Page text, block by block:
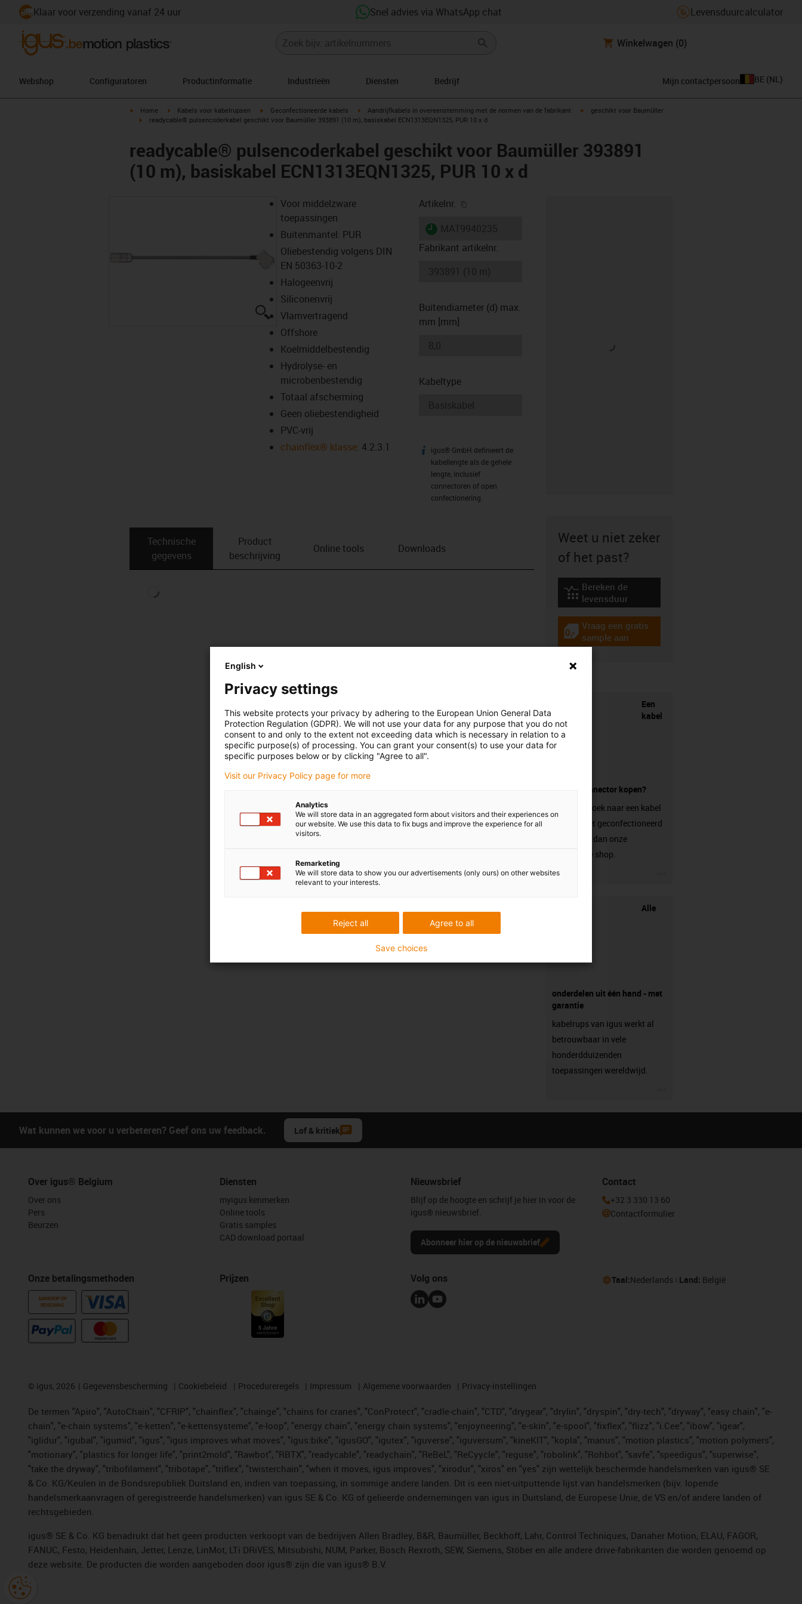
Klaar voor verzending vanaf 24 uur Snel advies via WhatsApp chat Levensduurcalculator
Winkelwagen (0)
Webshop Configuratoren Productinformatie Industrieën Diensten Bedrijf Mijn contactpersoon BE (NL )
igus-icon-arrow-right
Home igus-icon-arrow-right
Kabels voor kabelrupsen igus-icon-arrow-right
Geconfectioneerde kabels igus-icon-arrow-right
Aandrijfkabels in overeenstemming met de normen van de fabrikant igus-icon-arrow-right
geschikt voor Baumüller
igus-icon-arrow-right
readycable® pulsencoderkabel geschikt voor Baumüller 393891 (10 m), basiskabel ECN1313EQN1325, PUR 10 x d
readycable® pulsencoderkabel geschikt voor Baumüller 393891
(10 m), basiskabel ECN1313EQN1325, PUR 10 x d
igus-icon-lupe
Voor middelzware
toepassingen
Buitenmantel: PUR
Oliebestendig volgens DIN
EN 50363-10-2
Halogeenvrij
Siliconenvrij
Vlamvertragend
Offshore
Koelmiddelbestendig
Hydrolyse- en
microbenbestendig
Totaal afscherming
Geen oliebestendigheid
PVC-vrij
chainflex® klasse: 4.2.3.1
Artikelnr.
igus-icon-lieferzeit
Fabrikant artikelnr.
Buitendiameter (d) max.
mm [mm]
Kabeltype
igus-icon-info
igus® GmbH definieert de
kabellengte als de gehele
lengte, inclusief
connectoren of open
confectionering.
Technische
gegevens
Product
beschrijving
Online tools Downloads
Weet u niet zeker
of het past?
igus-icon-lebensdauerrechner
Bereken de
levensduur
igus-icon-gratismuster
Vraag een gratis
sample aan
Een
kabel
zonder connector kopen?
Ben je op zoek naar een kabel
die nog niet geconfectioneerd
is? Bezoek dan onze
chainflex® shop.
Alle
onderdelen uit één hand - met
garantie
kabelrups van igus werkt al
betrouwbaar in vele
honderdduizenden
toepassingen wereldwijd.
Wat kunnen we voor u verbeteren? Geef ons uw feedback. Lof & kritiek
Over igus® Belgium
Over ons
Pers
Beurzen
Onze betalingsmethoden
AANKOOP OP
REKENING
Diensten
myigus kenmerken
Online tools
Gratis samples
CAD download portaal
Prijzen
Nieuwsbrief
Blijf op de hoogte en schrijf je hier in voor de
igus® nieuwsbrief.
Abonneer hier op de nieuwsbrief
Contact
+32 3 330 13 60
Contactformulier
Volg ons Taal:Nederlands Land: België
© igus, 2026 Gegevensbescherming Cookiebeleid Procedureregels Impressum Algemene voorwaarden Privacy-instellingen
De termen "Apiro", "AutoChain", "CFRIP", "chainflex", "chainge", "chains for cranes", "ConProtect", "cradle-chain", "CTD", "drygear", "drylin", "dryspin", "dry-tech", "dryway", "easy chain", "e-
chain", "e-chain systems", "e-ketten", "e-kettensysteme", "e-loop", "energy chain", "energy chain systems", "enjoyneering", "e-skin", "e-spool", "fixflex", "flizz", "i.Cee", "ibow", "igear",
"iglidur", "igubal", "igumid", "igus", "igus improves what moves", "igus:bike", "igusGO", "igutex", "iguverse", "iguversum", "kineKIT", "kopla", "manus", "motion plastics", "motion polymers",
"motionary", "plastics for longer life", "print2mold", "Rawbot", "RBTX", "readycable", "readychain", "ReBeL", "ReCyycle", "reguse", "robolink", "Rohbot", "savfe", "speedigus", "superwise",
"take the dryway", "tribofilament", "tribotape", "triflex", "twisterchain", "when it moves, igus improves", "xirodur", "xiros" en "yes" zijn wettelijk beschermde handelsmerken van igus® SE
& Co. KG/Keulen in de Bondsrepubliek Duitsland en, indien van toepassing, in sommige andere landen. Dit is een niet-uitputtende lijst van handelsmerken (bijv. lopende
handelsmerkaanvragen of geregistreerde handelsmerken) van igus SE & Co. KG of gelieerde ondernemingen van igus in Duitsland, de Europese Unie, de VS en/of andere landen of
rechtsgebieden.
igus® SE & Co. KG benadrukt dat het geen producten verkoopt van de bedrijven Allen Bradley, B&R, Baumüller, Beckhoff, Lahr, Control Techniques, Danaher Motion, ELAU, FAGOR,
FANUC, Festo, Heidenhain, Jetter, Lenze, LinMot, LTi DRiVES, Mitsubishi, NUM, Parker, Bosch Rexroth, SEW, Siemens, Stöber en alle andere drive-fabrikanten die worden genoemd op
deze website. De producten die worden aangeboden door igus® zijn die van igus® B.V.
English
Privacy settings
This website protects your privacy by adhering to the European Union General Data
Protection Regulation (GDPR). We will not use your data for any purpose that you do not
consent to and only to the extent not exceeding data which is necessary in relation to a
specific purpose(s) of processing. You can grant your consent(s) to use your data for
specific purposes below or by clicking "Agree to all".
Visit our Privacy Policy page for more
Analytics
We will store data in an aggregated form about visitors and their experiences on
our website. We use this data to fix bugs and improve the experience for all
visitors.
Remarketing
We will store data to show you our advertisements (only ours) on other websites
relevant to your interests.
Agree to all
Reject all
Save choices